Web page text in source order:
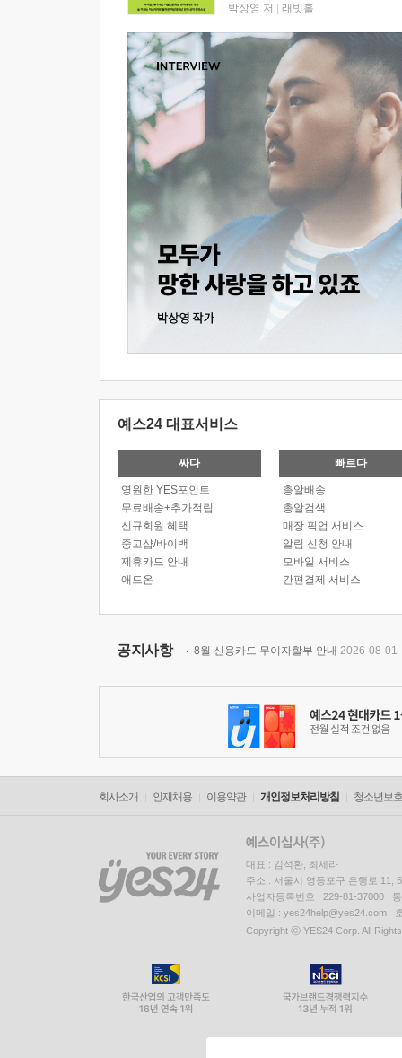
박상영 저 래빗홀
예스24 대표서비스
싸다
영원한 YES포인트
무료배송+추가적립
신규회원 혜택
중고샵/바이백
제휴카드 안내
애드온
빠르다
총알배송
총알검색
매장 픽업 서비스
알림 신청 안내
모바일 서비스
간편결제 서비스
공지사항 8월 신용카드 무이자할부 안내 2026-08-01
회사소개 인재채용 이용약관 개인정보처리방침 청소년보
대표 : 김석환, 최세라
주소 : 서울시 영등포구 은행로 11,
사업자등록번호 : 229-81-37000
이메일 : yes24help@yes24.com
Copyright ⓒ YES24 Corp. All